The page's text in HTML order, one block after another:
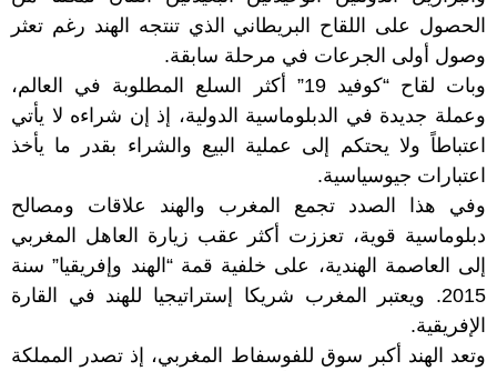
الحصول على اللقاح البريطاني الذي تنتجه الهند رغم تعثر
وصول أولى الجرعات في مرحلة سابقة.
وبات لقاح “كوفيد 19” أكثر السلع المطلوبة في العالم،
وعملة جديدة في الدبلوماسية الدولية، إذ إن شراءه لا يأتي
اعتباطاً ولا يحتكم إلى عملية البيع والشراء بقدر ما يأخذ
اعتبارات جيوسياسية.
وفي هذا الصدد تجمع المغرب والهند علاقات ومصالح
دبلوماسية قوية، تعززت أكثر عقب زيارة العاهل المغربي
إلى العاصمة الهندية، على خلفية قمة “الهند وإفريقيا” سنة
2015. ويعتبر المغرب شريكا إستراتيجيا للهند في القارة
الإفريقية.
وتعد الهند أكبر سوق للفوسفاط المغربي، إذ تصدر المملكة